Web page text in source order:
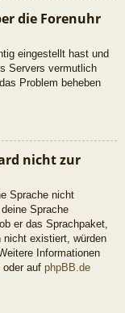
die Forenuhr
eingestellt hast und
Servers vermutlich
Problem beheben
nicht zur
Sprache nicht
Sprache
er das Sprachpaket,
existiert, würden
Informationen
oder auf phpBB.de